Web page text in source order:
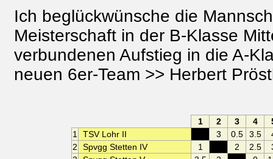
Ich beglückwünsche die
Meisterschaft in der B-Klasse
verbundenen Aufstieg in die A-
neuen 6er-Team >> Herbert
1 2 3 4
1 TSV Lohr II 3 0.5 3.5
2
Spvgg Stetten IV 1 2 2.5